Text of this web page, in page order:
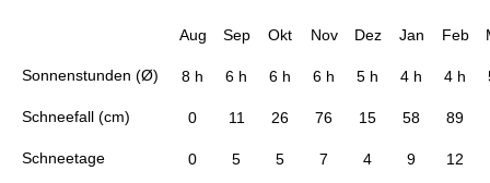
Sonnenstunden (Ø)
Schneefall (cm)
Schneetage
Aug Sep Okt Nov Dez Jan Feb
8 h 6 h 6 h 6 h 5 h 4 h 4 h
0 11 26 76 15 58 89
0 5 5 7 4 9 12